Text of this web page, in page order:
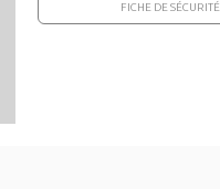
FICHE DE SÉCURITÉ